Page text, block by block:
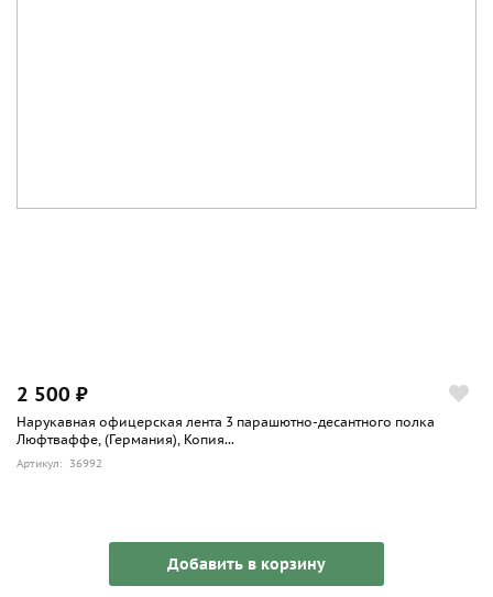
2 500 ₽
Нарукавная офицерская лента 3 парашютно-десантного полка
Люфтваффе, (Германия), Копия...
Артикул: 36992
Добавить в корзину